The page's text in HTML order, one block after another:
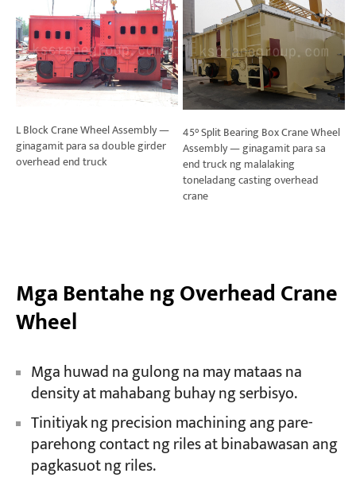
L Block Crane Wheel Assembly —
ginagamit para sa double girder
overhead end truck
45° Split Bearing Box Crane Wheel
Assembly — ginagamit para sa
end truck ng malalaking
toneladang casting overhead
crane
Mga Bentahe ng Overhead Crane
Wheel
Mga huwad na gulong na may mataas na
density at mahabang buhay ng serbisyo.
Tinitiyak ng precision machining ang pare-
parehong contact ng riles at binabawasan ang
pagkasuot ng riles.